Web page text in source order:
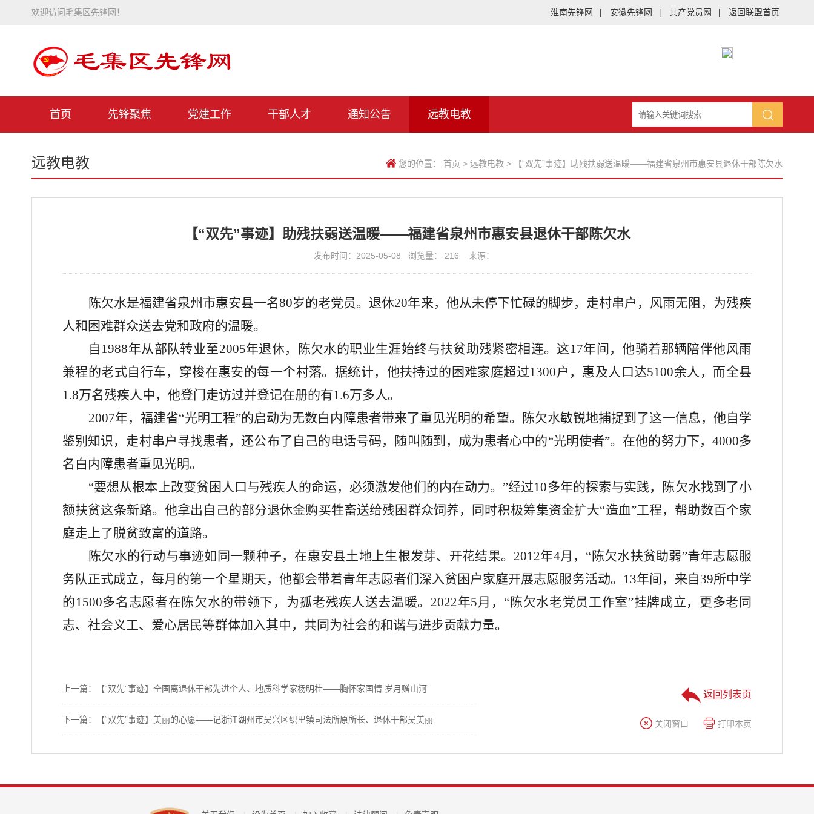
欢迎访问毛集区先锋网！ 淮南先锋网 安徽先锋网 共产党员网 返回联盟首页
首页 先锋聚焦 党建工作 干部人才 通知公告 远教电教
远教电教 您的位置： 首页 > 远教电教 > 【“双先”事迹】助残扶弱送温暖——福建省泉州市惠安县退休干部陈欠水
【“双先”事迹】助残扶弱送温暖——福建省泉州市惠安县退休干部陈欠水
发布时间：2025-05-08 浏览量： 216 来源：
陈欠水是福建省泉州市惠安县一名80岁的老党员。退休20年来，他从未停下忙碌的脚步，走村串户，风雨无阻，为残疾
人和困难群众送去党和政府的温暖。
自 1988年从部队转业至2005年退休，陈欠水的职业生涯始终与扶贫助残紧密相连。这17年间，他骑着那辆陪伴他风雨
兼程的老式自行车，穿梭在惠安的每一个村落。据统计，他扶持过的困难家庭超过1300户，惠及人口达5100余人，而全县
1.8万名残疾人中，他登门走访过并登记在册的有1.6万多人。
2007年，福建省“光明工程”的启动为无数白内障患者带来了重见光明的希望。陈欠水敏锐地捕捉到了这一信息，他自学
鉴别知识，走村串户寻找患者，还公布了自己的电话号码，随叫随到，成为患者心中的“光明使者”。在他的努力下，4000多
名白内障患者重见光明。
“要想从根本上改变贫困人口与残疾人的命运，必须激发他们的内在动力。”经过10多年的探索与实践，陈欠水找到了小
额扶贫这条新路。他拿出自己的部分退休金购买牲畜送给残困群众饲养，同时积极筹集资金扩大“造血”工程，帮助数百个家
庭走上了脱贫致富的道路。
陈欠水的行动与事迹如同一颗种子，在惠安县土地上生根发芽、开花结果。 2012年4月，“陈欠水扶贫助弱”青年志愿服
务队正式成立，每月的第一个星期天，他都会带着青年志愿者们深入贫困户家庭开展志愿服务活动。13年间，来自39所中学
的1500多名志愿者在陈欠水的带领下，为孤老残疾人送去温暖。2022年5月，“陈欠水老党员工作室”挂牌成立，更多老同
志、社会义工、爱心居民等群体加入其中，共同为社会的和谐与进步贡献力量。
上一篇：【“双先”事迹】全国离退休干部先进个人、地质科学家杨明桂——胸怀家国情 岁月赠山河
下一篇：【“双先”事迹】美丽的心愿——记浙江湖州市吴兴区织里镇司法所原所长、退休干部吴美丽
返回列表页
关闭窗口 打印本页